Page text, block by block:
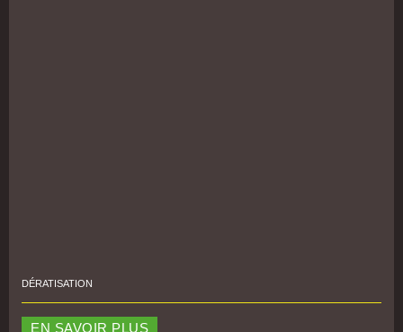
DÉRATISATION
EN SAVOIR PLUS